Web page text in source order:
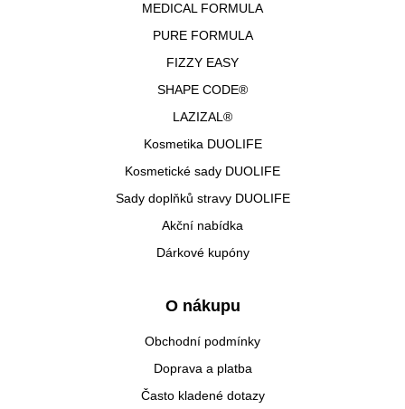
MEDICAL FORMULA
PURE FORMULA
FIZZY EASY
SHAPE CODE®
LAZIZAL®
Kosmetika DUOLIFE
Kosmetické sady DUOLIFE
Sady doplňků stravy DUOLIFE
Akční nabídka
Dárkové kupóny
O nákupu
Obchodní podmínky
Doprava a platba
Často kladené dotazy